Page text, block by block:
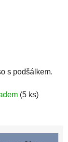
s podšálkem.
(5 ks)